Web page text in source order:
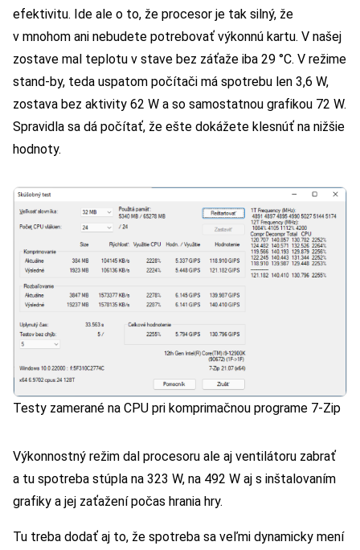
efektivitu. Ide ale o to, že procesor je tak silný, že
v mnohom ani nebudete potrebovať výkonnú kartu. V našej
zostave mal teplotu v stave bez záťaže iba 29 °C. V režime
stand-by, teda uspatom počítači má spotrebu len 3,6 W,
zostava bez aktivity 62 W a so samostatnou grafikou 72 W.
Spravidla sa dá počítať, že ešte dokážete klesnúť na nižšie
hodnoty.
Testy zamerané na CPU pri komprimačnou programe 7-Zip
Výkonnostný režim dal procesoru ale aj ventilátoru zabrať
a tu spotreba stúpla na 323 W, na 492 W aj s inštalovaním
grafiky a jej zaťažení počas hrania hry.
Tu treba dodať aj to, že spotreba sa veľmi dynamicky mení